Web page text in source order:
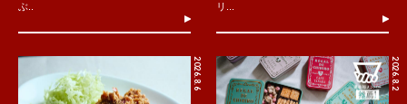
ぶ..
リ...
2026.8.6 2026.8.2